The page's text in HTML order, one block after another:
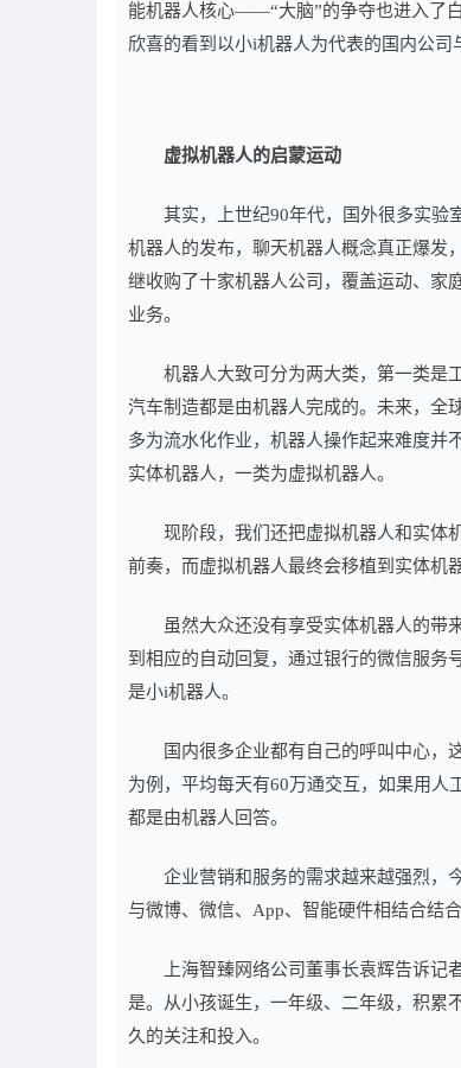
能机器人核心——“大脑”的争夺也进入了
欣喜的看到以小i机器人为代表的国内公司
虚拟机器人的启蒙运动
其实，上世纪90年代，国外很多实验
机器人的发布，聊天机器人概念真正爆发
继收购了十家机器人公司，覆盖运动、家
业务。
机器人大致可分为两大类，第一类是
汽车制造都是由机器人完成的。未来，全
多为流水化作业，机器人操作起来难度并
实体机器人，一类为虚拟机器人。
现阶段，我们还把虚拟机器人和实体
前奏，而虚拟机器人最终会移植到实体机
虽然大众还没有享受实体机器人的带
到相应的自动回复，通过银行的微信服务
是小i机器人。
国内很多企业都有自己的呼叫中心，
为例，平均每天有60万通交互，如果用人
都是由机器人回答。
企业营销和服务的需求越来越强烈，
与微博、微信、App、智能硬件相结合结合
上海智臻网络公司董事长袁辉告诉
是。从小孩诞生，一年级、二年级，积累
久的关注和投入。